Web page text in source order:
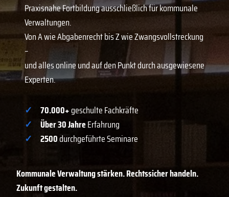
Praxisnahe Fortbildung ausschließlich für kommunale
Verwaltungen.
Von A wie Abgabenrecht bis Z wie Zwangsvollstreckung
–
und alles online und auf den Punkt durch ausgewiesene
Experten.
✓ 70.000+geschulte Fachkräfte
✓
Über 30 JahreErfahrung
✓
2500durchgeführte Seminare
Kommunale Verwaltung stärken. Rechtssicher handeln.
Zukunft gestalten.